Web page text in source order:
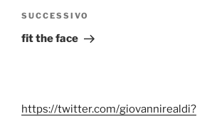
Articolo
successivo
SUCCESSIVO
fit the face
https://twitter.com/giovannirealdi?